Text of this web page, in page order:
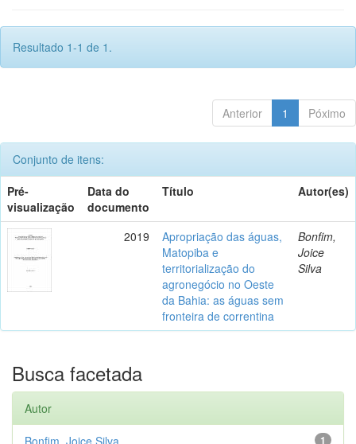
Resultado 1-1 de 1.
Anterior 1 Póximo
Conjunto de itens:
Pré-
visualização
Data do
documento
Título Autor(es)
2019
Apropriação das águas,
Matopiba e
territorialização do
agronegócio no Oeste
da Bahia: as águas sem
fronteira de correntina
Bonfim,
Joice
Silva
Busca facetada
Autor
1
Bonfim, Joice Silva